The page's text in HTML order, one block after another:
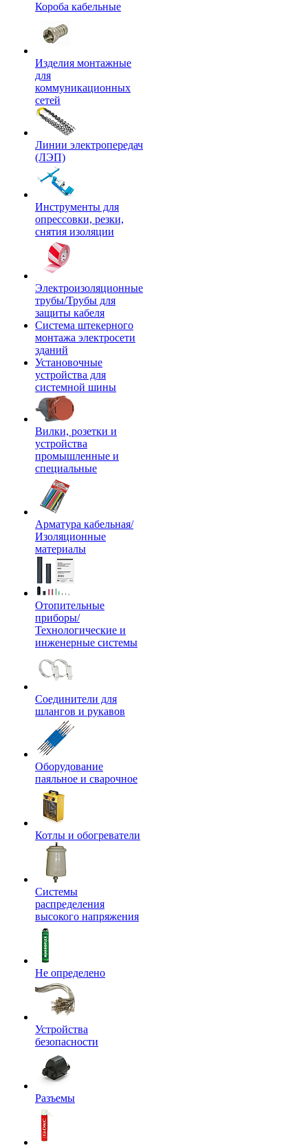
Короба кабельные
Изделия монтажные
для
коммуникационных
сетей
Линии электропередач
(ЛЭП)
Инструменты для
опрессовки, резки,
снятия изоляции
Электроизоляционные
трубы/Трубы для
защиты кабеля
Система штекерного
монтажа электросети
зданий
Установочные
устройства для
системной шины
Вилки, розетки и
устройства
промышленные и
специальные
Арматура кабельная/
Изоляционные
материалы
Отопительные
приборы/
Технологические и
инженерные системы
Соединители для
шлангов и рукавов
Оборудование
паяльное и сварочное
Котлы и обогреватели
Системы
распределения
высокого напряжения
Не определено
Устройства
безопасности
Разъемы